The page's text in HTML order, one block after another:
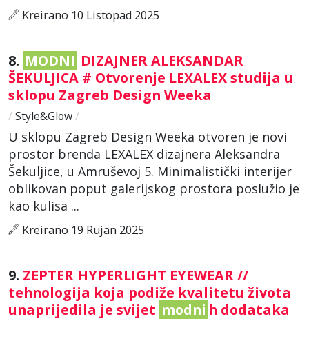
Kreirano 10 Listopad 2025
8. MODNI DIZAJNER ALEKSANDAR
ŠEKULJICA # Otvorenje LEXALEX studija u
sklopu Zagreb Design Weeka
/ Style&Glow/
U sklopu Zagreb Design Weeka otvoren je novi
prostor brenda LEXALEX dizajnera Aleksandra
Šekuljice, u Amruševoj 5. Minimalistički interijer
oblikovan poput galerijskog prostora poslužio je
kao kulisa ...
Kreirano 19 Rujan 2025
9. ZEPTER HYPERLIGHT EYEWEAR //
tehnologija koja podiže kvalitetu života
unaprijedila je svijet modni h dodataka